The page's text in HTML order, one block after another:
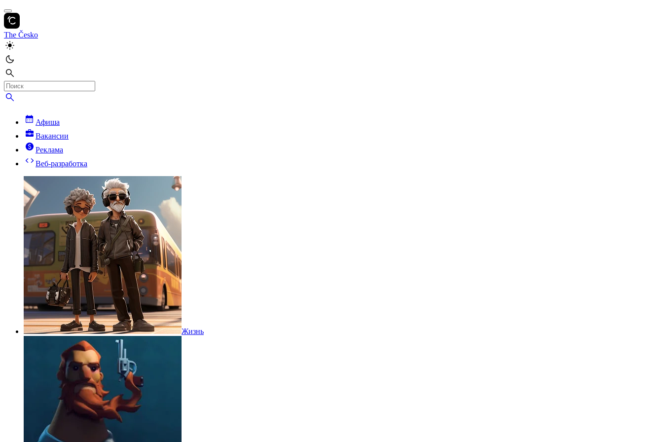
The Česko
Афиша
Вакансии
Реклама
Веб-разработка
Жизнь